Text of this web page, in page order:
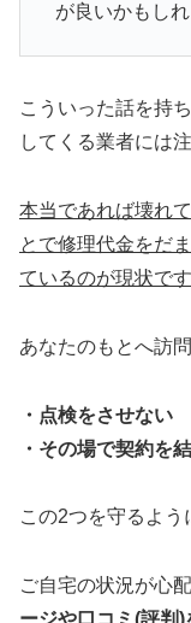
が良いかもし
こういった話を持
してくる業者には
本当であれば壊れ
とで修理代金をだ
ているのが現状です
あなたのもとへ訪
・点検をさせない
・その場で契約を
この2つを守るよう
ご自宅の状況が心